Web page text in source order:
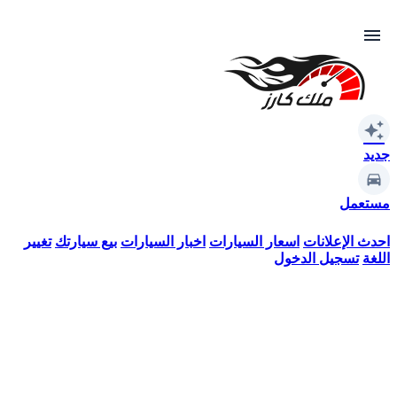
menu
auto_awesome
جديد
مستعمل
احدث الإعلانات اسعار السيارات اخبار السيارات بيع سيارتك تغيير
اللغة تسجيل الدخول